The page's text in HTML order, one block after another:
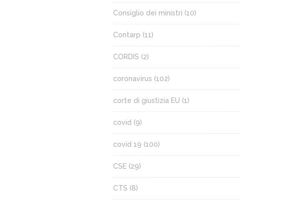
Consiglio dei ministri (10)
Contarp (11)
CORDIS (2)
coronavirus (102)
corte di giustizia EU (1)
covid (9)
covid 19 (100)
CSE (29)
CTS (8)